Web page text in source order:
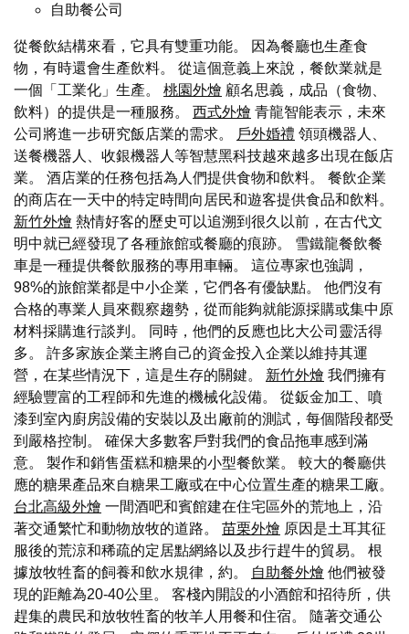
自助餐公司
從餐飲結構來看，它具有雙重功能。 因為餐廳也生產食
物，有時還會生產飲料。 從這個意義上來說，餐飲業就是
一個「工業化」生產。 桃園外燴 顧名思義，成品（食物、
飲料）的提供是一種服務。 西式外燴 青龍智能表示，未來
公司將進一步研究飯店業的需求。
戶外婚禮 領頭機器人、
送餐機器人、收銀機器人等智慧黑科技越來越多出現在飯店
業。 酒店業的任務包括為人們提供食物和飲料。 餐飲企業
的商店在一天中的特定時間向居民和遊客提供食品和飲料。
新竹外燴 熱情好客的歷史可以追溯到很久以前，在古代文
明中就已經發現了各種旅館或餐廳的痕跡。 雪鐵龍餐飲餐
車是一種提供餐飲服務的專用車輛。 這位專家也強調，
98%的旅館業都是中小企業，它們各有優缺點。 他們沒有
合格的專業人員來觀察趨勢，從而能夠就能源採購或集中原
材料採購進行談判。 同時，他們的反應也比大公司靈活得
多。 許多家族企業主將自己的資金投入企業以維持其運
營，在某些情況下，這是生存的關鍵。 新竹外燴 我們擁有
經驗豐富的工程師和先進的機械化設備。 從鈑金加工、噴
漆到室內廚房設備的安裝以及出廠前的測試，每個階段都受
到嚴格控制。 確保大多數客戶對我們的食品拖車感到滿
意。 製作和銷售蛋糕和糖果的小型餐飲業。 較大的餐廳供
應的糖果產品來自糖果工廠或在中心位置生產的糖果工廠。
台北高級外燴 一間酒吧和賓館建在住宅區外的荒地上，沿
著交通繁忙和動物放牧的道路。 苗栗外燴 原因是土耳其征
服後的荒涼和稀疏的定居點網絡以及步行趕牛的貿易。 根
據放牧牲畜的飼養和飲水規律，約。
自助餐外燴 他們被發
現的距離為20-40公里。 客棧內開設的小酒館和招待所，供
趕集的農民和放牧牲畜的牧羊人用餐和住宿。 隨著交通公